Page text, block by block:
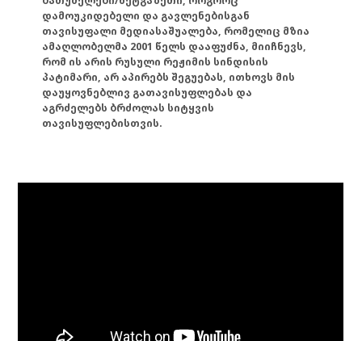
დამოუკიდებელი და გავლენებისგან
თავისუფალი მედიასაშუალება, რომელიც მზია
ამაღლობელმა 2001 წელს დააფუძნა, მიიჩნევს,
რომ ის არის რუსული რეჟიმის სინდისის
პატიმარი, არ აპირებს შეგუებას, ითხოვს მის
დაუყოვნებლივ გათავისუფლებას და
აგრძელებს ბრძოლას სიტყვის
თავისუფლებისთვის.